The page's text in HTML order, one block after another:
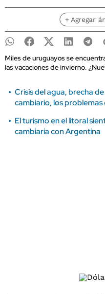
+ Agregar
Miles de uruguayos se
las vacaciones de invierno.
Crisis del agua, brecha
cambiario, los problemas
El turismo en el litoral
cambiaria con Argentina